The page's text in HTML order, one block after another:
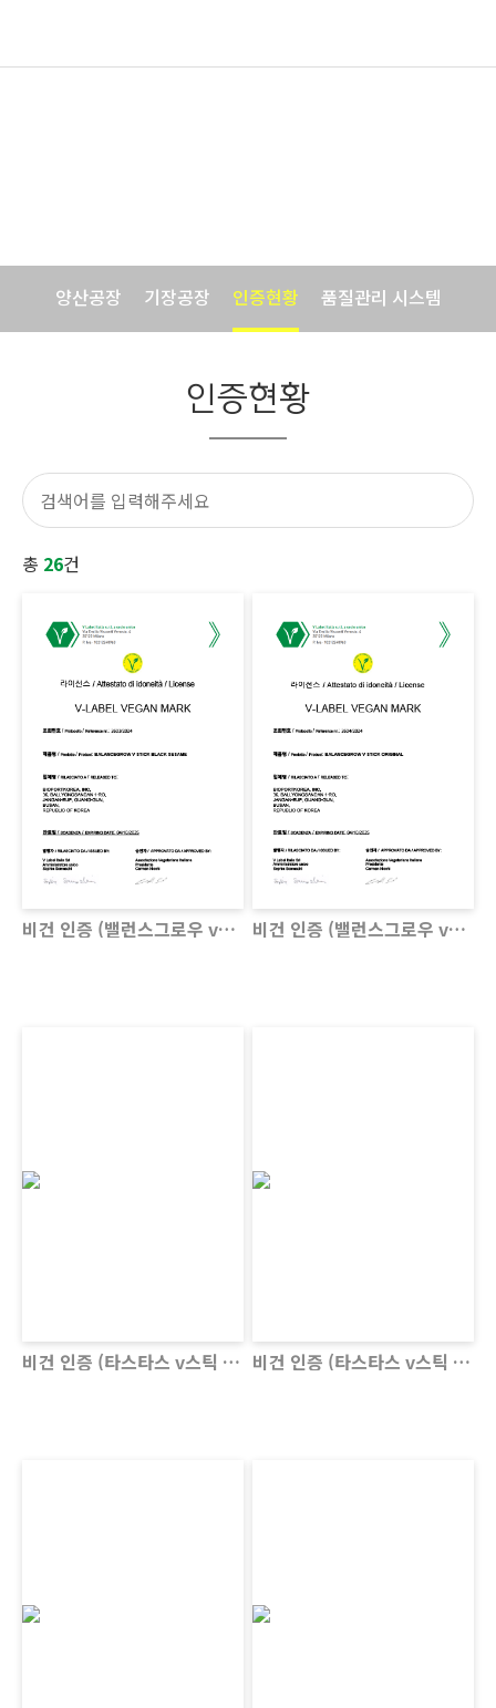
양산공장 기장공장 인증현황 품질관리 시스템
인증현황
총 26건
비건 인증 (밸런스그로우 v스틱 검정깨) 비건 인증 (밸런스그로우 v스틱 오리지널)
비건 인증 (타스타스 v스틱 오리지널) 비건 인증 (타스타스 v스틱 검정깨)